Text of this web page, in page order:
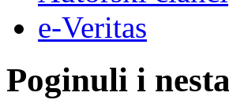
e-Veritas
Poginuli i